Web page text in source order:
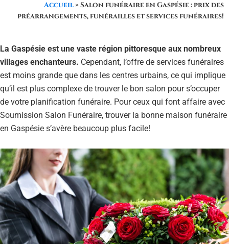
Accueil» Salon funéraire en Gaspésie : prix des
préarrangements, funérailles et services funéraires!
La Gaspésie est une vaste région pittoresque aux nombreux
villages enchanteurs. Cependant, l’offre de services funéraires
est moins grande que dans les centres urbains, ce qui implique
qu’il est plus complexe de trouver le bon salon pour s’occuper
de votre planification funéraire. Pour ceux qui font affaire avec
Soumission Salon Funéraire, trouver la bonne maison funéraire
en Gaspésie s’avère beaucoup plus facile!